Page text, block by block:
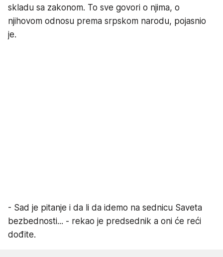
skladu sa zakonom. To sve govori o njima, o
njihovom odnosu prema srpskom narodu, pojasnio
je.
- Sad je pitanje i da li da idemo na sednicu Saveta
bezbednosti... - rekao je predsednik a oni će reći
dođite.